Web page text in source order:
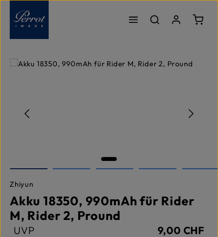
Zum Hauptinhalt springen
Bildergalerie überspringen
Zhiyun
Akku 18350, 990mAh für Rider
M, Rider 2, Pround
UVP 9,00 CHF